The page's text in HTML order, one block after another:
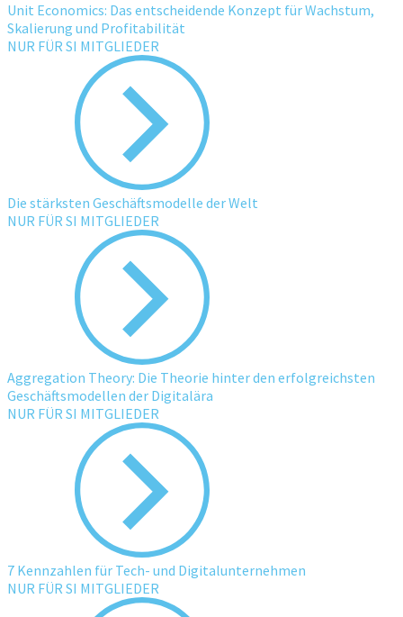
Unit Economics: Das entscheidende Konzept für Wachstum,
Skalierung und Profitabilität
NUR FÜR SI MITGLIEDER
Die stärksten Geschäftsmodelle der Welt
NUR FÜR SI MITGLIEDER
Aggregation Theory: Die Theorie hinter den erfolgreichsten
Geschäftsmodellen der Digitalära
NUR FÜR SI MITGLIEDER
7 Kennzahlen für Tech- und Digitalunternehmen
NUR FÜR SI MITGLIEDER